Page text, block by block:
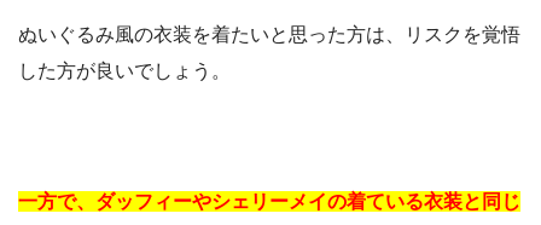
ぬいぐるみ風の衣装を着たいと思った方は、リスクを覚悟
した方が良いでしょう。
一方で、ダッフィーやシェリーメイの着ている衣装と同じ